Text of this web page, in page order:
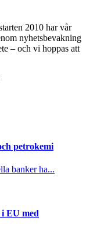
2010 har vår
nyhetsbevakning
– och vi hoppas att
petrokemi
banker ha...
EU med